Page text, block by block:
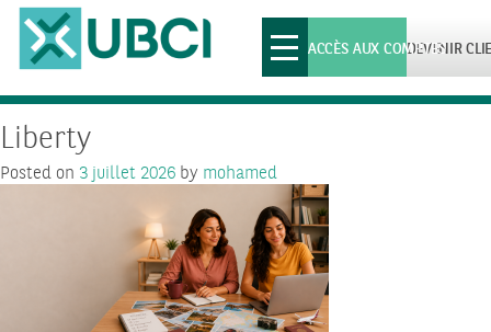
Toggle
navigationDEVENIR
ACCÈS AUX COMPTES
Liberty
Posted on 3 juillet 2026 by mohamed